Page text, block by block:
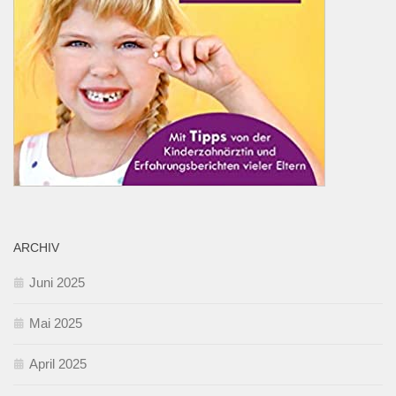
ARCHIV
Juni 2025
Mai 2025
April 2025